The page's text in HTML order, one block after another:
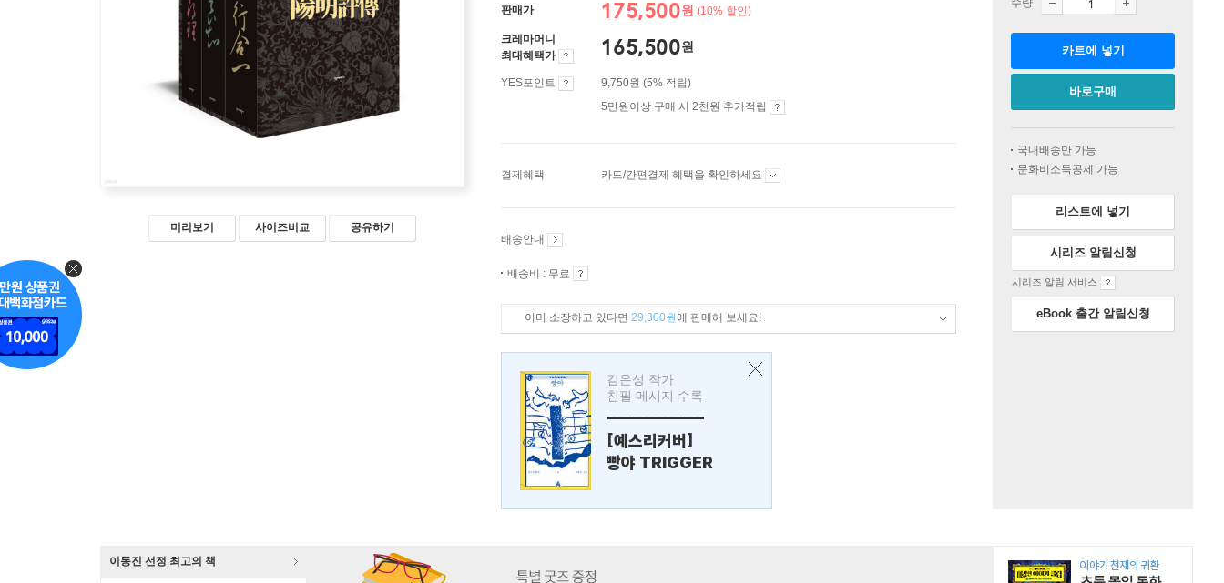
미리보기 사이즈비교 공유하기
판매가 175,500원 (10% 할인)
크레마머니
최대혜택가
165,500원
YES포인트
9,750원 (5% 적립)
5만원이상 구매 시 2천원 추가적립
결제혜택 카드/간편결제 혜택을 확인하세요
배송안내
배송비 : 무료
이미 소장하고 있다면 29,300원에 판매해 보세요!
김은성 작가
친필 메시지 수록
---------------
[예스리커버]
빵야 TRIGGER
수량
카트에 넣기
바로구매
국내배송만 가능
문화비소득공제 가능
리스트에 넣기
시리즈 알림신청
시리즈 알림 서비스
eBook 출간 알림신청
이동진 선정 최고의 책